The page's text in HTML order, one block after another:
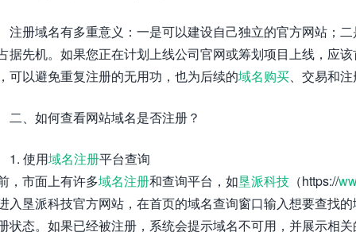
注册域名有多重意义：一是可以建设自己独立的官方网站；
据先机。如果您正在计划上线公司官网或筹划项目上线，应
可以避免重复注册的无用功，也为后续的域名购买、交易和
二、如何查看网站域名是否注册？
1. 使用域名注册平台查询
，市面上有许多域名注册和查询平台，如垦派科技 （https://
入垦派科技官方网站，在首页的域名查询窗口输入想要查找
状态。如果已经被注册，系统会提示域名不可用，并展示相